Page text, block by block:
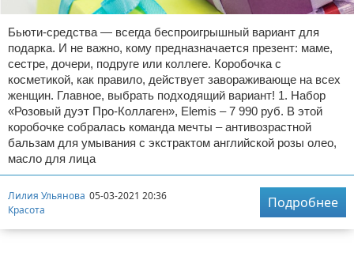
Бьюти-средства — всегда беспроигрышный вариант для
подарка. И не важно, кому предназначается презент: маме,
сестре, дочери, подруге или коллеге. Коробочка с
косметикой, как правило, действует завораживающе на всех
женщин. Главное, выбрать подходящий вариант! 1. Набор
«Розовый дуэт Про-Коллаген», Elemis – 7 990 руб. В этой
коробочке собралась команда мечты – антивозрастной
бальзам для умывания с экстрактом английской розы олео,
масло для лица
Лилия Ульянова 05-03-2021 20:36
Красота
Подробнее